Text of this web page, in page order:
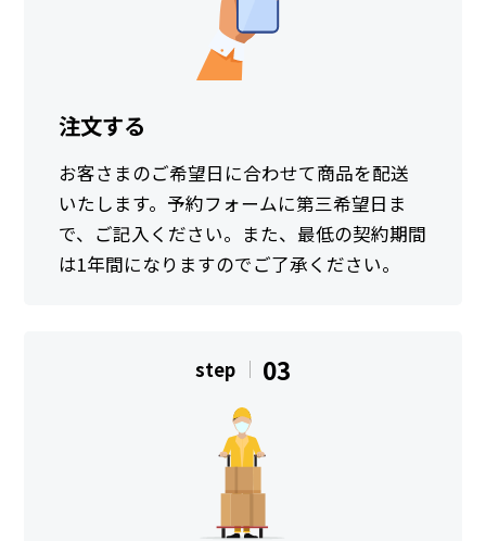
注文する
お客さまのご希望日に合わせて商品を配送
いたします。予約フォームに第三希望日ま
で、ご記入ください。また、最低の契約期間
は1年間になりますのでご了承ください。
step 03